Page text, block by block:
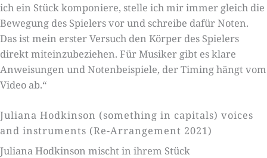
ich ein Stück komponiere, stelle ich mir immer gleich die
Bewegung des Spielers vor und schreibe dafür Noten.
Das ist mein erster Versuch den Körper des Spielers
direkt miteinzubeziehen. Für Musiker gibt es klare
Anweisungen und Notenbeispiele, der Timing hängt vom
Video ab.“
Juliana Hodkinson (something in capitals) voices
and instruments (Re-Arrangement 2021)
Juliana Hodkinson mischt in ihrem Stück